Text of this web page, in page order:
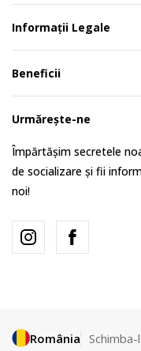
Informații Legale
Beneficii
Urmărește-ne
Împărtășim secretele
de socializare și fii
noi!
România Schimba-l